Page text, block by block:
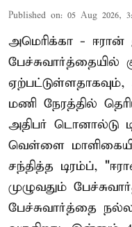
Published on: 05 Aug 2026,
அமெரிக்கா -
பேச்சுவார்த்தையில்
மணி நேரத்தில்
அதிபர் டொனால்டு
வெள்ளை
சந்தித்த டிரம்ப்,
முழுவதும்
பேச்சுவார்த்தை